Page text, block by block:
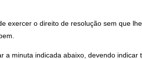
exercer o direito de resolução sem que
a minuta indicada abaixo, devendo